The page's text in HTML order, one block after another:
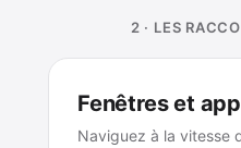
2 · LES
Fenêtres et
Naviguez à la vitesse